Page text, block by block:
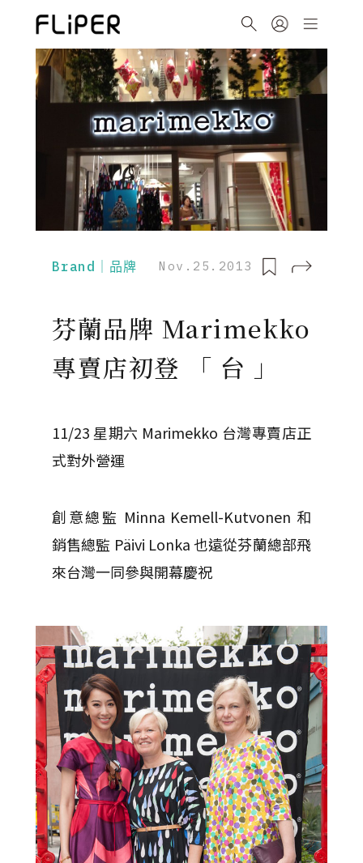
Brand｜品牌 Nov.25.2013
芬蘭品牌 Marimekko
專賣店初登 「 台 」
11/23 星期六 Marimekko 台灣專賣店正
式對外營運
創意總監 Minna Kemell-Kutvonen 和
銷售總監 Päivi Lonka 也遠從芬蘭總部飛
來台灣一同參與開幕慶祝